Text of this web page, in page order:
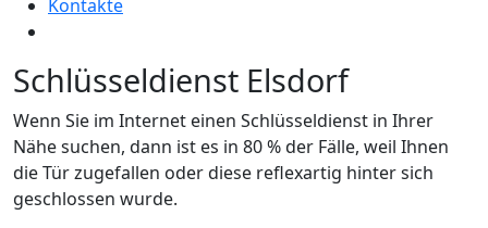
Kontakte
Schlüsseldienst Elsdorf
Wenn Sie im Internet einen Schlüsseldienst in Ihrer
Nähe suchen, dann ist es in 80 % der Fälle, weil Ihnen
die Tür zugefallen oder diese reflexartig hinter sich
geschlossen wurde.